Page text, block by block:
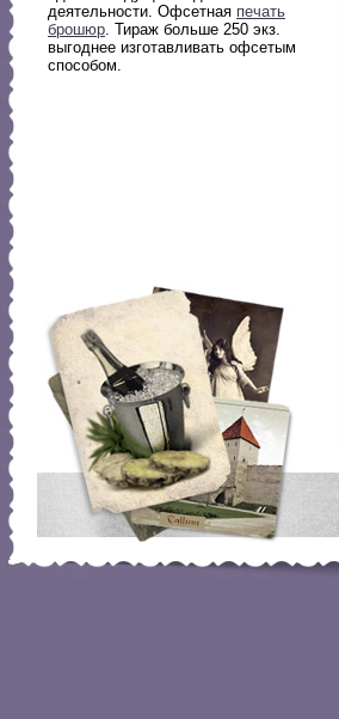
деятельности. Офсетная печать
брошюр. Тираж больше 250 экз.
выгоднее изготавливать офсетым
способом.